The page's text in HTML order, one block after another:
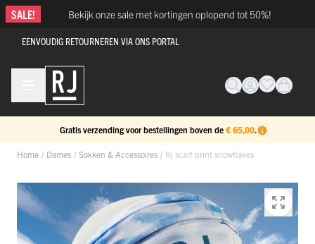
Ga naar de inhoud
SALE! Bekijk onze sale met kortingen oplopend tot 50%!
EENVOUDIG RETOURNEREN VIA ONS PORTAL
Gratis verzending voor bestellingen boven de € 65,00.
Home / Dames / Sokken & Accessoires / Rj scarf print snowflakes